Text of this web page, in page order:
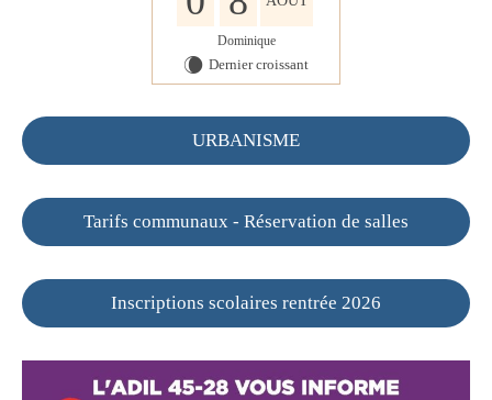
Dominique
W Dernier croissant
URBANISME
Tarifs communaux - Réservation de salles
Inscriptions scolaires rentrée 2026